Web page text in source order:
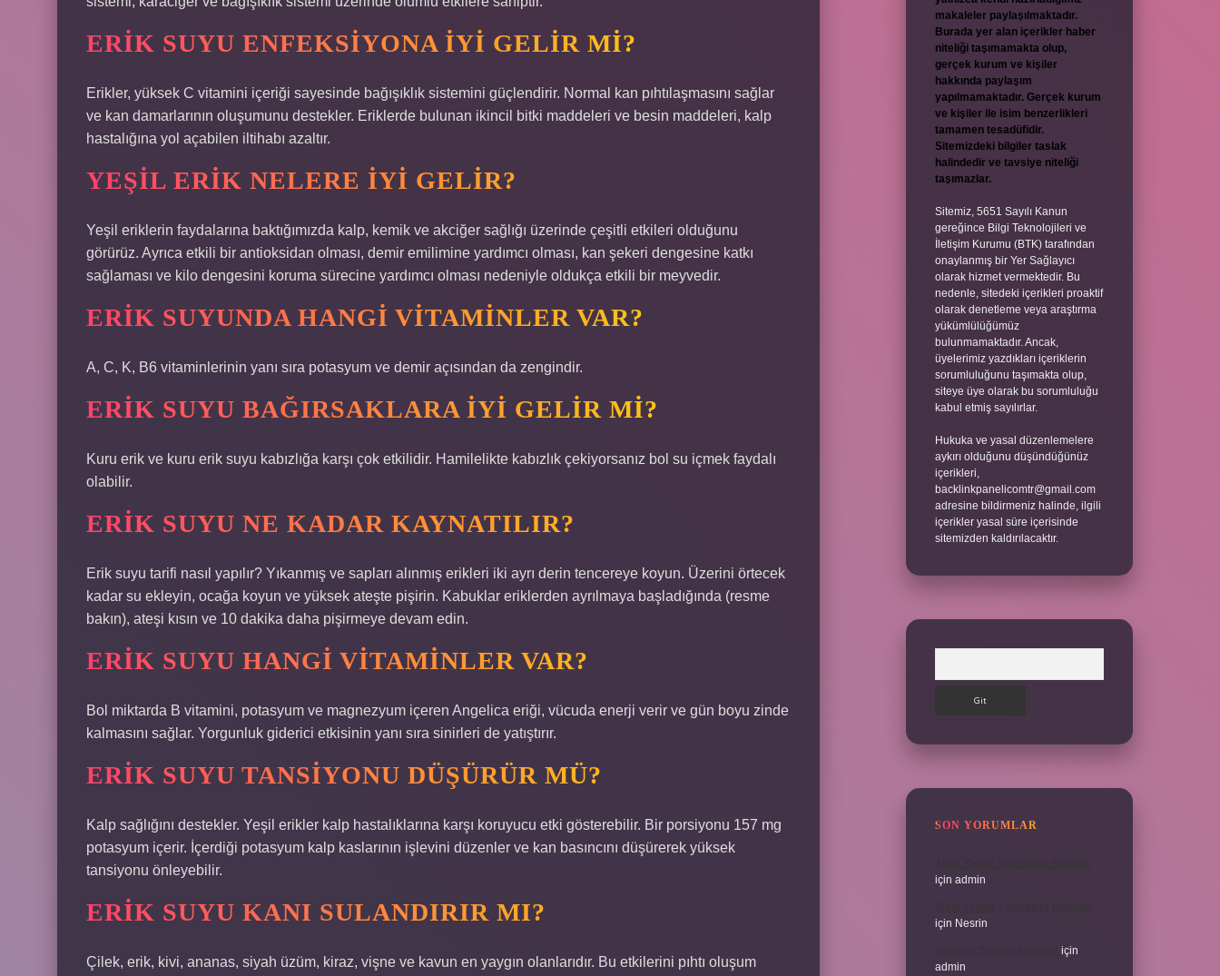
ERIK SUYU ENFEKSIYONA IYI GELIR MI?
Erikler, yüksek C vitamini içeriği sayesinde bağışıklık sistemini güçlendirir. Normal kan pıhtılaşmasını sağlar
ve kan damarlarının oluşumunu destekler. Eriklerde bulunan ikincil bitki maddeleri ve besin maddeleri, kalp
hastalığına yol açabilen iltihabı azaltır.
YEŞIL ERIK NELERE IYI GELIR?
Yeşil eriklerin faydalarına baktığımızda kalp, kemik ve akciğer sağlığı üzerinde çeşitli etkileri olduğunu
görürüz. Ayrıca etkili bir antioksidan olması, demir emilimine yardımcı olması, kan şekeri dengesine katkı
sağlaması ve kilo dengesini koruma sürecine yardımcı olması nedeniyle oldukça etkili bir meyvedir.
ERIK SUYUNDA HANGI VITAMINLER VAR?
A, C, K, B6 vitaminlerinin yanı sıra potasyum ve demir açısından da zengindir.
ERIK SUYU BAĞIRSAKLARA IYI GELIR MI?
Kuru erik ve kuru erik suyu kabızlığa karşı çok etkilidir. Hamilelikte kabızlık çekiyorsanız bol su içmek faydalı
olabilir.
ERIK SUYU NE KADAR KAYNATILIR?
Erik suyu tarifi nasıl yapılır? Yıkanmış ve sapları alınmış erikleri iki ayrı derin tencereye koyun. Üzerini örtecek
kadar su ekleyin, ocağa koyun ve yüksek ateşte pişirin. Kabuklar eriklerden ayrılmaya başladığında (resme
bakın), ateşi kısın ve 10 dakika daha pişirmeye devam edin.
ERIK SUYU HANGI VITAMINLER VAR?
Bol miktarda B vitamini, potasyum ve magnezyum içeren Angelica eriği, vücuda enerji verir ve gün boyu zinde
kalmasını sağlar. Yorgunluk giderici etkisinin yanı sıra sinirleri de yatıştırır.
ERIK SUYU TANSIYONU DÜŞÜRÜR MÜ?
Kalp sağlığını destekler. Yeşil erikler kalp hastalıklarına karşı koruyucu etki gösterebilir. Bir porsiyonu 157 mg
potasyum içerir. İçerdiği potasyum kalp kaslarının işlevini düzenler ve kan basıncını düşürerek yüksek
tansiyonu önleyebilir.
ERIK SUYU KANI SULANDIRIR MI?
Çilek, erik, kivi, ananas, siyah üzüm, kiraz, vişne ve kavun en yaygın olanlarıdır. Bu etkilerini pıhtı oluşum
makaleler paylaşılmaktadır.
Burada yer alan içerikler haber
niteliği taşımamakta olup,
gerçek kurum ve kişiler
hakkında paylaşım
yapılmamaktadır. Gerçek kurum
ve kişiler ile isim benzerlikleri
tamamen tesadüfidir.
Sitemizdeki bilgiler taslak
halindedir ve tavsiye niteliği
taşımazlar.
Sitemiz, 5651 Sayılı Kanun
gereğince Bilgi Teknolojileri ve
İletişim Kurumu (BTK) tarafından
onaylanmış bir Yer Sağlayıcı
olarak hizmet vermektedir. Bu
nedenle, sitedeki içerikleri proaktif
olarak denetleme veya araştırma
yükümlülüğümüz
bulunmamaktadır. Ancak,
üyelerimiz yazdıkları içeriklerin
sorumluluğunu taşımakta olup,
siteye üye olarak bu sorumluluğu
kabul etmiş sayılırlar.
Hukuka ve yasal düzenlemelere
aykırı olduğunu düşündüğünüz
içerikleri,
backlinkpanelicomtr@gmail.com
adresine bildirmeniz halinde, ilgili
içerikler yasal süre içerisinde
sitemizden kaldırılacaktır.
SON YORUMLAR
için admin
için Nesrin
için
admin